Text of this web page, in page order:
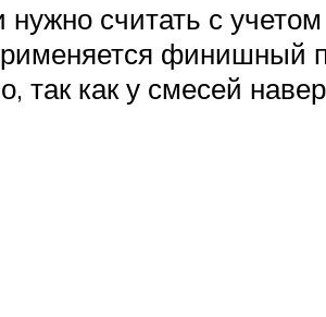
считать с
финишный
так как у смесей